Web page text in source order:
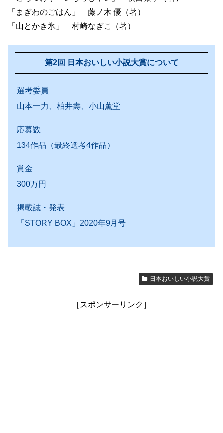
「まぎわのごはん」 藤ノ木 優（著）
「山とかき氷」 村崎なぎこ（著）
第2回 日本おいしい小説大賞について
選考委員
山本一力、柏井壽、小山薫堂
応募数
134作品（最終選考4作品）
賞金
300万円
掲載誌・発表
「STORY BOX」2020年9月号
日本おいしい小説大賞
［スポンサーリンク］